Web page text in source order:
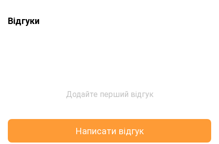
Відгуки
Додайте перший відгук
Написати відгук